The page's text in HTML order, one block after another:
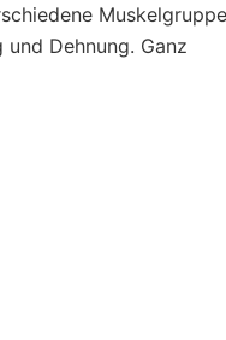
Dehnung. Ganz